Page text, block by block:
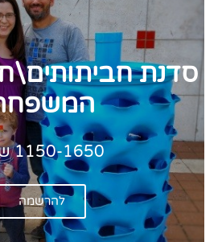
סדנת
1150-1650 ש"ח
להרשמה